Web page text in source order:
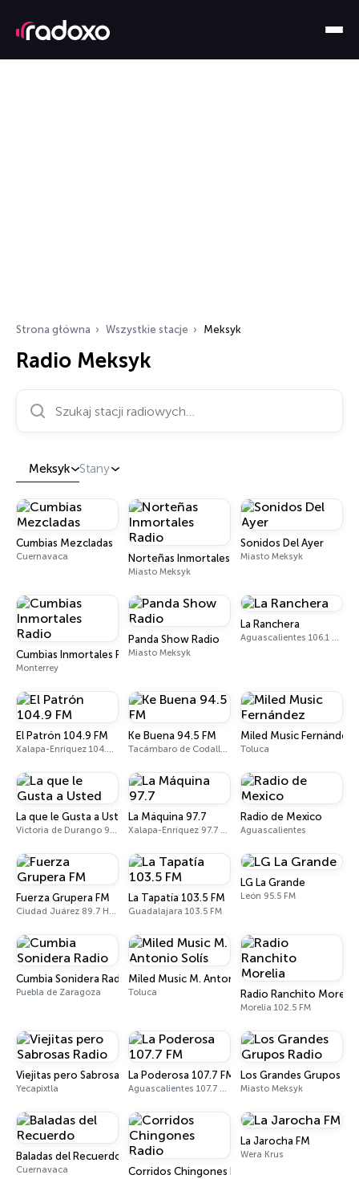
Strona główna Wszystkie stacje Meksyk
Radio Meksyk
Szukaj stacji radiowych…
Meksyk Stany
Cumbias Mezcladas
Cuernavaca Norteñas Inmortales Radio
Miasto Meksyk
Sonidos Del Ayer
Miasto Meksyk
Cumbias Inmortales Radio
Monterrey
Panda Show Radio
Miasto Meksyk
La Ranchera
Aguascalientes 106.1 FM
El Patrón 104.9 FM
Xalapa-Enríquez 104.9 FM
Ke Buena 94.5 FM
Tacámbaro de Codallos 94.5 FM
Miled Music Fernández
Toluca
La que le Gusta a Usted
Victoria de Durango 98.9 FM
La Máquina 97.7
Xalapa-Enríquez 97.7 FM
Radio de Mexico
Aguascalientes
Fuerza Grupera FM
Ciudad Juárez 89.7 HD3
La Tapatía 103.5 FM
Guadalajara 103.5 FM
LG La Grande
León 95.5 FM
Cumbia Sonidera Radio
Puebla de Zaragoza
Miled Music M. Antonio Solís
Toluca Radio Ranchito Morelia
Morelia 102.5 FM
Viejitas pero Sabrosas Radio
Yecapixtla
La Poderosa 107.7 FM
Aguascalientes 107.7 FM
Los Grandes Grupos
Miasto Meksyk
Baladas del Recuerdo
Cuernavaca Corridos Chingones Radio
La Jarocha FM
Wera Krus